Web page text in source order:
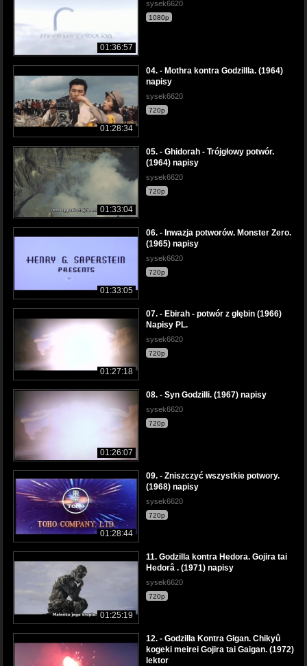
01:36:57
sysek6620
1080p
01:28:34
04. - Mothra kontra Godzillla. (1964)
napisy
sysek6620
720p
01:33:04
05. - Ghidorah - Trójgłowy potwór.
(1964) napisy
sysek6620
720p
01:33:05
06. - Inwazja potworów. Monster Zero.
(1965) napisy
sysek6620
720p
01:27:18
07. - Ebirah - potwór z głębin (1966)
Napisy PL.
sysek6620
720p
01:26:07
08. - Syn Godzilli. (1967) napisy
sysek6620
720p
01:28:44
09. - Zniszczyć wszystkie potwory.
(1968) napisy
sysek6620
720p
01:25:19
11. Godzilla kontra Hedora. Gojira tai
Hedorâ . (1971) napisy
sysek6620
720p
12. - Godzilla Kontra Gigan. Chikyû
kogeki meirei Gojira tai Gaigan. (1972)
lektor